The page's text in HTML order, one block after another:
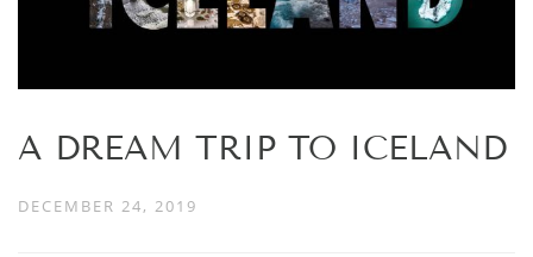
A DREAM TRIP TO ICELAND
DECEMBER 24, 2019